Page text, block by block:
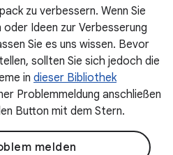
zu verbessern. Wenn Sie
Ideen zur Verbesserung
Sie es uns wissen. Bevor
sollten Sie sich jedoch die
in dieser Bibliothek
Problemmeldung anschließen
Button mit dem Stern.
melden